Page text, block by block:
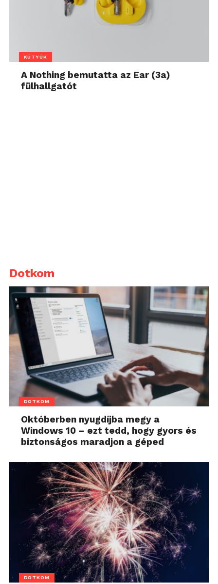
KÜTYÜK
A Nothing bemutatta az Ear (3a)
fülhallgatót
Dotkom
DOTKOM
Októberben nyugdíjba megy a
Windows 10 – ezt tedd, hogy gyors és
biztonságos maradjon a géped
DOTKOM